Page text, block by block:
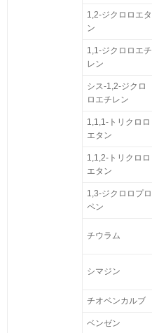
1,2-ジクロロエタ
ン
1,1-ジクロロエチ
レン
シス-1,2-ジクロ
ロエチレン
1,1,1-トリクロロ
エタン
1,1,2-トリクロロ
エタン
1,3-ジクロロプロ
ペン
チウラム
シマジン
チオベンカルブ
ベンゼン